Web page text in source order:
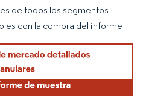
atribución según CC BY 4.0.
de todos los segmentos
con la compra del informe